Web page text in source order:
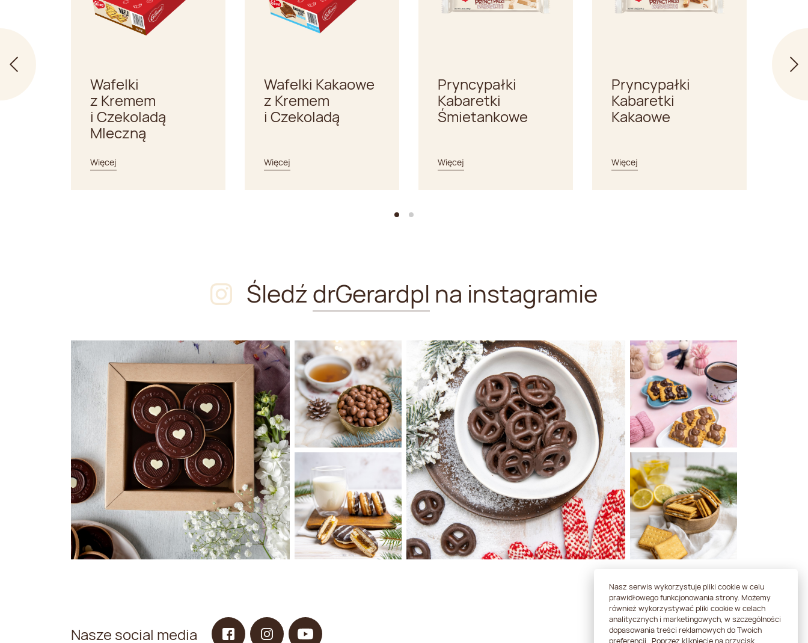
Wafelki
z Kremem
i Czekoladą
Mleczną
Więcej
Wafelki Kakaowe
z Kremem
i Czekoladą
Więcej
Pryncypałki
Kabaretki
Śmietankowe
Więcej
Pryncypałki
Kabaretki
Kakaowe
Więcej
ŚledźdrGerardpl na instagramie
Nasze social media Skontaktuj się
Nasz serwis wykorzystuje pliki cookie w celu
prawidłowego funkcjonowania strony. Możemy
również wykorzystywać pliki cookie w celach
analitycznych i marketingowych, w szczególności
dopasowania treści reklamowych do Twoich